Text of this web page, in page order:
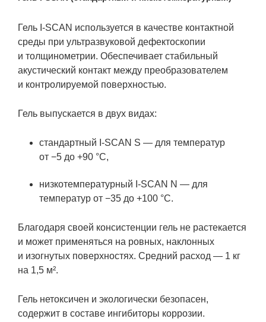
Гель I-SCAN используется в качестве контактной
среды при ультразвуковой дефектоскопии
и толщинометрии. Обеспечивает стабильный
акустический контакт между преобразователем
и контролируемой поверхностью.
Гель выпускается в двух видах:
стандартный I-SCAN S — для температур
от −5 до +90 °С,
низкотемпературный I-SCAN N — для
температур от −35 до +100 °С.
Благодаря своей консистенции гель не растекается
и может применяться на ровных, наклонных
и изогнутых поверхностях. Средний расход — 1 кг
на 1,5 м².
Гель нетоксичен и экологически безопасен,
содержит в составе ингибиторы коррозии.